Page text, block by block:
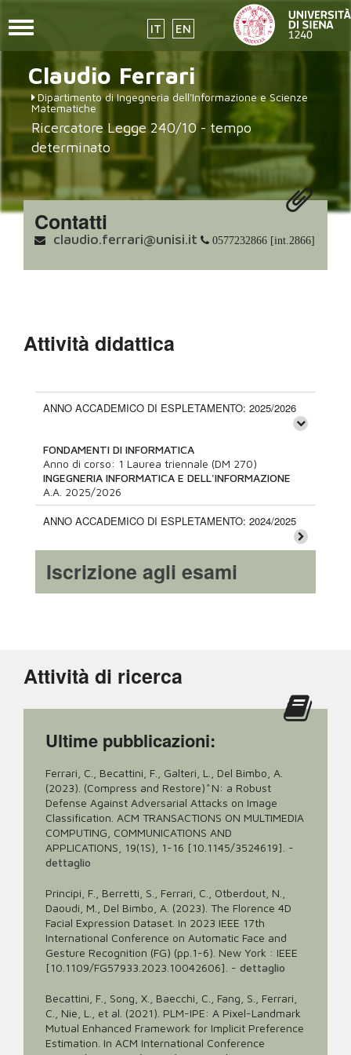
contenuto
principale
IT EN
Toggle
placeholder-
icon272x331.png
Claudio Ferrari
Dipartimento di Ingegneria dell'Informazione e Scienze
Matematiche
Ricercatore Legge 240/10 - tempo
determinato
Contatti
claudio.ferrari@unisi.it 0577232866 [int.2866]
Attività didattica
ANNO ACCADEMICO DI ESPLETAMENTO: 2025/2026
FONDAMENTI DI INFORMATICA
Anno di corso: 1 Laurea triennale (DM 270)
INGEGNERIA INFORMATICA E DELL'INFORMAZIONE
A.A. 2025/2026
ANNO ACCADEMICO DI ESPLETAMENTO: 2024/2025
Iscrizione agli esami
Attività di ricerca
Ultime pubblicazioni:
Ferrari, C., Becattini, F., Galteri, L., Del Bimbo, A.
(2023). (Compress and Restore)^N: a Robust
Defense Against Adversarial Attacks on Image
Classification. ACM TRANSACTIONS ON MULTIMEDIA
COMPUTING, COMMUNICATIONS AND
APPLICATIONS, 19(1S), 1-16 [10.1145/3524619]. -
dettaglio
Principi, F., Berretti, S., Ferrari, C., Otberdout, N.,
Daoudi, M., Del Bimbo, A. (2023). The Florence 4D
Facial Expression Dataset. In 2023 IEEE 17th
International Conference on Automatic Face and
Gesture Recognition (FG) (pp.1-6). New York : IEEE
[10.1109/FG57933.2023.10042606]. - dettaglio
Becattini, F., Song, X., Baecchi, C., Fang, S., Ferrari,
C., Nie, L., et al. (2021). PLM-IPE: A Pixel-Landmark
Mutual Enhanced Framework for Implicit Preference
Estimation. In ACM International Conference